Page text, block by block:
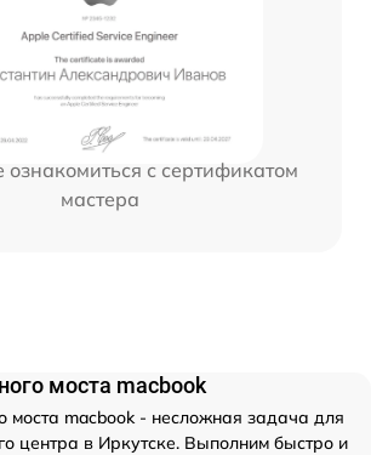
с сертификатом
мастера
моста macbook
моста macbook - несложная задача для
центра в Иркутске. Выполним быстро и